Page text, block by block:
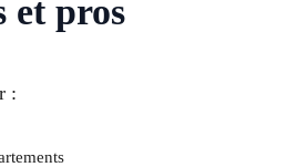
et pros
: